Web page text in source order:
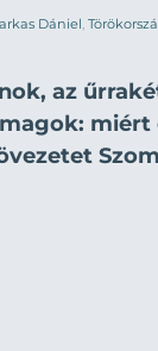
Dániel
az
miért